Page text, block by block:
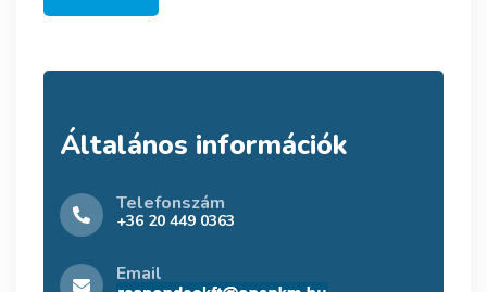
Általános információk
Telefonszám
+36 20 449 0363
Email